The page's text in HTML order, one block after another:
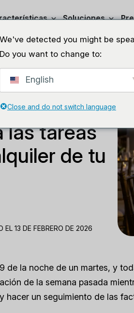
Soluciones
a la mitad
las tareas
de tu
EL 13 DE FEBRERO DE 2026
de la noche de un martes, y
de la semana pasada
hacer un seguimiento de las
We've detected you might be
Do you want to change to:
English
Close and do not switch language